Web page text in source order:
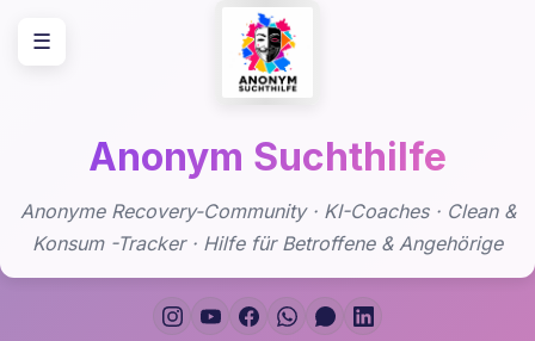
Inhalt
Anonym Suchthilfe
Anonyme Recovery-Community · KI-Coaches · Clean &
Konsum -Tracker · Hilfe für Betroffene & Angehörige
☰